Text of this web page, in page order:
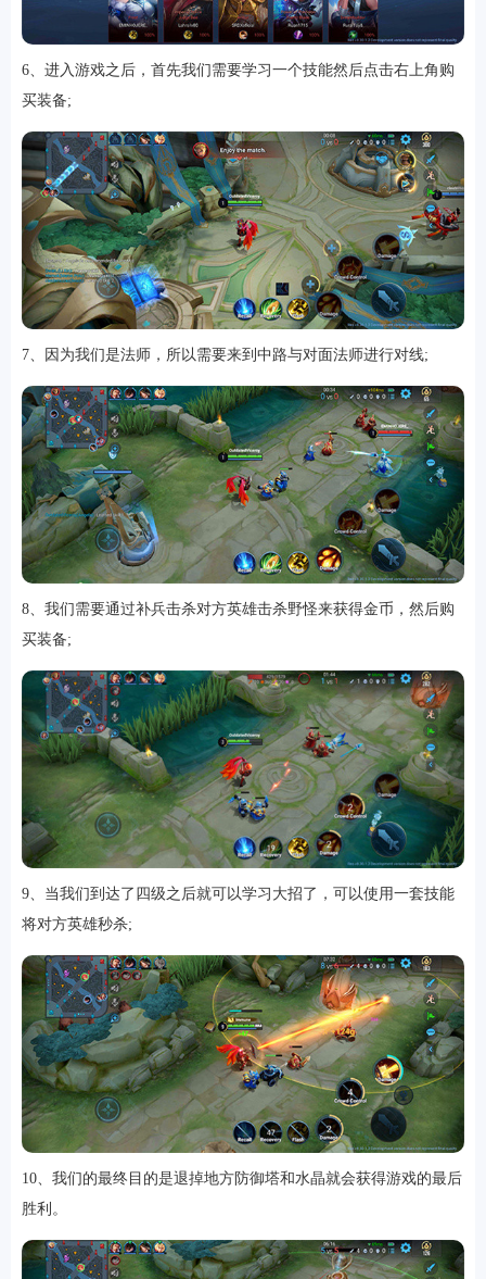
6、进入游戏之后，首先我们需要学习一个技能然后点击右上角购
买装备;
7、因为我们是法师，所以需要来到中路与对面法师进行对线;
8、我们需要通过补兵击杀对方英雄击杀野怪来获得金币，然后购
买装备;
9、当我们到达了四级之后就可以学习大招了，可以使用一套技能
将对方英雄秒杀;
10、我们的最终目的是退掉地方防御塔和水晶就会获得游戏的最后
胜利。